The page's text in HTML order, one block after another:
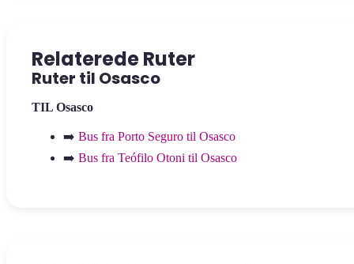
Relaterede Ruter
Ruter til Osasco
TIL Osasco
➡️ Bus fra Porto Seguro til Osasco
➡️ Bus fra Teófilo Otoni til Osasco